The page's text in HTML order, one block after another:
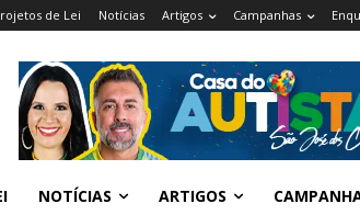
de Lei Notícias Artigos Campanhas
NOTÍCIAS ARTIGOS